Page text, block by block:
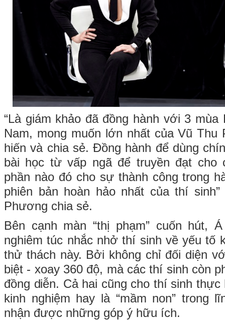
“Là giám khảo đã đồng hành với 3 mùa
Nam, mong muốn lớn nhất của Vũ
hiến và chia sẻ. Đồng hành để dùng
bài học từ vấp ngã để truyền đạt cho
phần nào đó cho sự thành công trong
phiên bản hoàn hảo nhất của thí
Phương chia sẻ.
Bên cạnh màn “thị phạm” cuốn hút,
nghiêm túc nhắc nhở thí sinh về yếu tố
thử thách này. Bởi không chỉ đối diện
biệt - xoay 360 độ, mà các thí sinh còn
đồng diễn. Cả hai cũng cho thí sinh
kinh nghiệm hay là “mầm non” trong
nhận được những góp ý hữu ích.